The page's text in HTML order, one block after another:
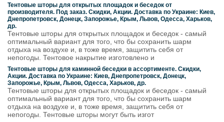
Тентовые шторы для открытых площадок и беседок от
производителя. Под заказ. Скидки, Акции. Доставка по Украине: Киев,
Днепропетровск, Донецк, Запорожье, Крым, Львов, Одесса, Харьков,
др.
Тентовые шторы для открытых площадок и беседок - самый
оптимальный вариант для того, что бы сохранить шарм
отдыха на воздухе и, в тоже время, защитить себя от
непогоды. Тентовое накрытие изготовлено и
Тентовые шторы для каминной беседки в ассортименте. Скидки,
Акции. Доставка по Украине: Киев, Днепропетровск, Донецк,
Запорожье, Крым, Львов, Одесса, Харьков, др.
Тентовые шторы для открытых площадок и беседок - самый
оптимальный вариант для того, что бы сохранить шарм
отдыха на воздухе и, в тоже время, защитить себя от
непогоды. Тентовые шторы могут быть изгот